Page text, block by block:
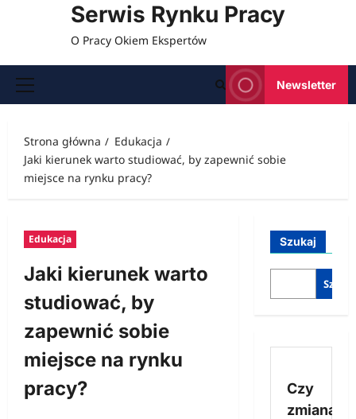
Serwis Rynku Pracy
O Pracy Okiem Ekspertów
Menu
Newsletter
Strona główna
Edukacja
Jaki kierunek warto studiować, by zapewnić sobie
miejsce na rynku pracy?
Edukacja
Jaki kierunek warto
studiować, by
zapewnić sobie
miejsce na rynku
pracy?
Szukaj
Szukaj
Czy
zmiana